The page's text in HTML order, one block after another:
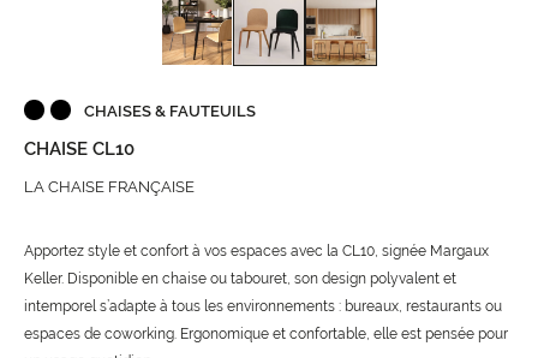
CHAISES & FAUTEUILS
CHAISE CL10
LA CHAISE FRANÇAISE
Apportez style et confort à vos espaces avec la CL10, signée Margaux
Keller. Disponible en chaise ou tabouret, son design polyvalent et
intemporel s’adapte à tous les environnements : bureaux, restaurants ou
espaces de coworking. Ergonomique et confortable, elle est pensée pour